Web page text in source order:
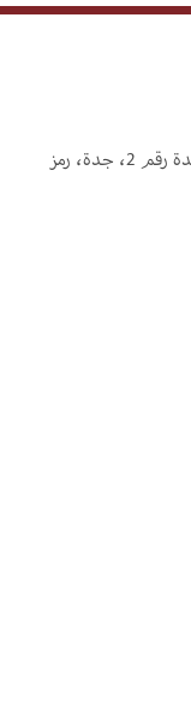
6702 شارع الأمير ماجد، حي الفيحاء، وحدة رقم 2، جدة، رمز